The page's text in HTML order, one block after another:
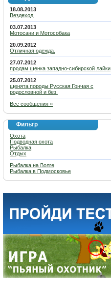
18.08.2013
Вездеход
03.07.2013
Мотосани и Мотособака
20.09.2012
Отличная одежда.
27.07.2012
продам щенка западно-сибирской лайки
25.07.2012
щенята породы Русская Гончая с
родословной и без.
Все сообщения »
Фильтр
Охота
Подводная охота
Рыбалка
Отдых
Рыбалка на Волге
Рыбалка в Подмосковье